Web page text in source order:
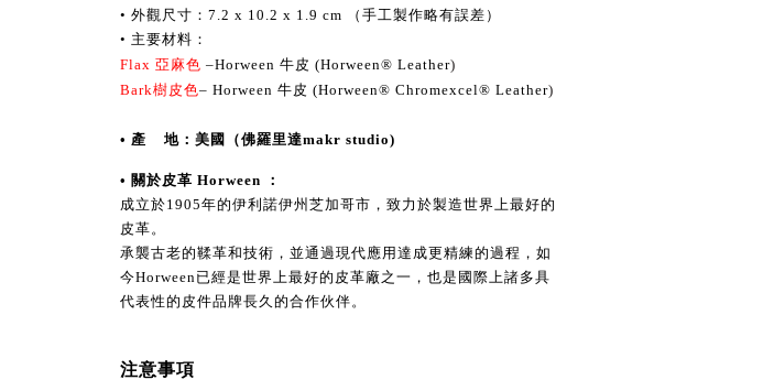
• 外觀尺寸：7.2 x 10.2 x 1.9 cm （手工製作略有誤差）
• 主要材料：
Flax 亞麻色 –Horween 牛皮 (Horween® Leather)
Bark樹皮色– Horween 牛皮 (Horween® Chromexcel® Leather)
• 產    地：美國（佛羅里達makr studio)
• 關於皮革 Horween ：
成立於1905年的伊利諾伊州芝加哥市，致力於製造世界上最好的
皮革。
承襲古老的鞣革和技術，並通過現代應用達成更精練的過程，如
今Horween已經是世界上最好的皮革廠之一，也是國際上諸多具
代表性的皮件品牌長久的合作伙伴。
注意事項